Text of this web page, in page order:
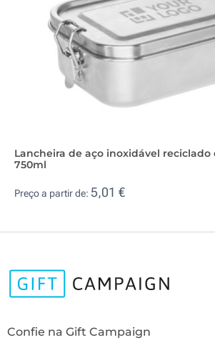
Lancheira de aço inoxidável
750ml
Preço a partir de: 5,01 €
Confie na Gift Campaign